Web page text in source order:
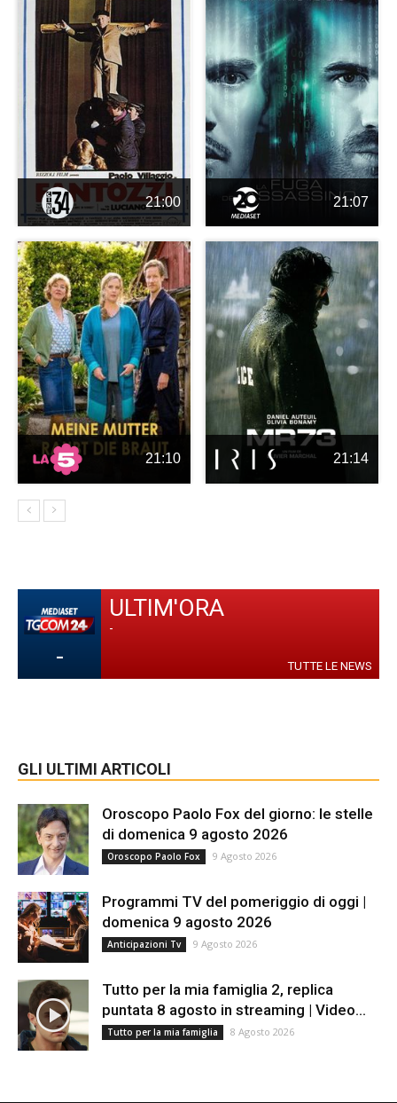
21:00 21:07
21:10 21:14
-
ULTIM'ORA
-
TUTTE LE NEWS
GLI ULTIMI ARTICOLI
Oroscopo Paolo Fox del giorno: le stelle
di domenica 9 agosto 2026
Oroscopo Paolo Fox 9 Agosto 2026
Programmi TV del pomeriggio di oggi |
domenica 9 agosto 2026
Anticipazioni Tv 9 Agosto 2026
Tutto per la mia famiglia 2, replica
puntata 8 agosto in streaming | Video...
Tutto per la mia famiglia 8 Agosto 2026